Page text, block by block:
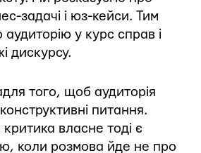
задачі і юз-кейси. Тим
у курс справ і
дискурсу.
того, щоб аудиторія
питання.
власне тоді є
коли розмова йде не про